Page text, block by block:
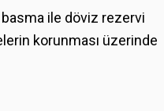
ile döviz rezervi
korunması üzerinde